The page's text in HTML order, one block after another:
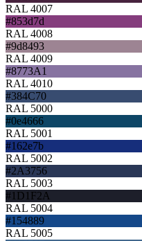
RAL 4007
#853d7d
RAL 4008
#9d8493
RAL 4009
#8773A1
RAL 4010
#384C70
RAL 5000
#0e4666
RAL 5001
#162e7b
RAL 5002
#2A3756
RAL 5003
#1D1F2A
RAL 5004
#154889
RAL 5005